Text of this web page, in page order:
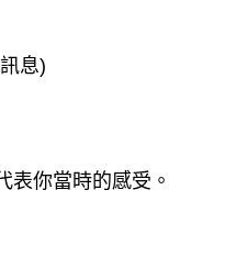
息)
表你當時的感受。